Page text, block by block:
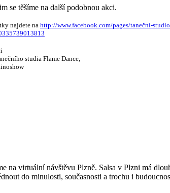
se těšíme na další podobnou akci.
najdete na http://www.facebook.com/pages/taneční-
studia Flame Dance,
na virtuální návštěvu Plzně. Salsa v Plzni má
do minulosti, současnosti a trochu i